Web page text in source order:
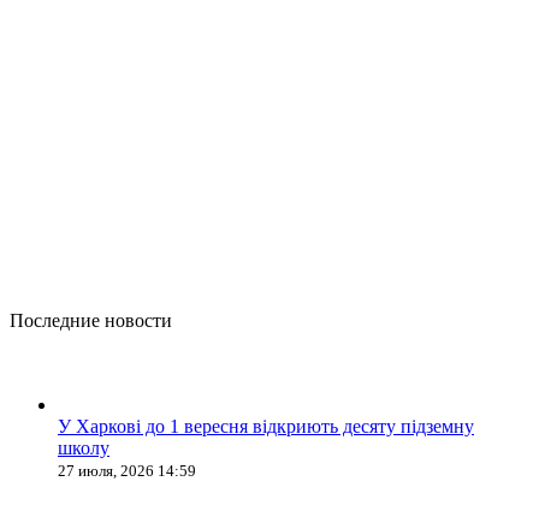
Последние новости
У Харкові до 1 вересня відкриють десяту підземну
школу
27 июля, 2026 14:59